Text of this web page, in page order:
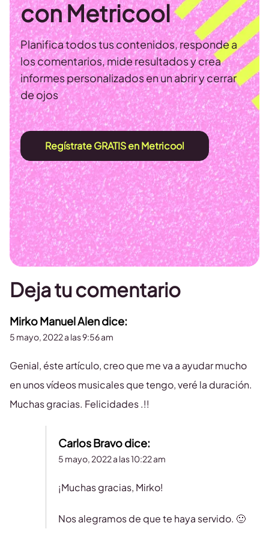
con Metricool
Planifica todos tus contenidos, responde a
los comentarios, mide resultados y crea
informes personalizados en un abrir y cerrar
de ojos
Regístrate GRATIS en Metricool
Deja tu comentario
Mirko Manuel Alendice:
5 mayo, 2022 a las 9:56 am
Genial, éste artículo, creo que me va a ayudar mucho
en unos vídeos musicales que tengo, veré la duración.
Muchas gracias. Felicidades .!!
Carlos Bravodice:
5 mayo, 2022 a las 10:22 am
¡Muchas gracias, Mirko!
Nos alegramos de que te haya servido. 🙂